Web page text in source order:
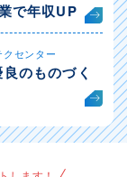
で年収UP
センター
のものづく